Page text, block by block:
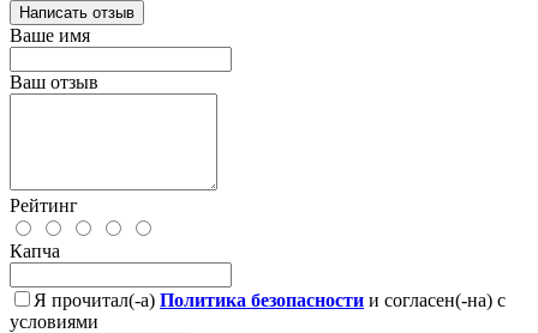
Написать отзыв
Ваше имя
Ваш отзыв
Рейтинг
Капча
Я прочитал(-а) Политика безопасности и согласен(-на) с
условиями